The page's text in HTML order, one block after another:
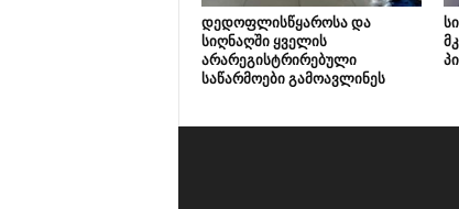
დედოფლისწყაროსა და
სიღნაღში ყველის
არარეგისტრირებული
საწარმოები გამოავლინეს